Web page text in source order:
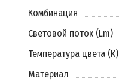
Комбинация
Световой поток (Lm)
Температура цвета (K)
Материал